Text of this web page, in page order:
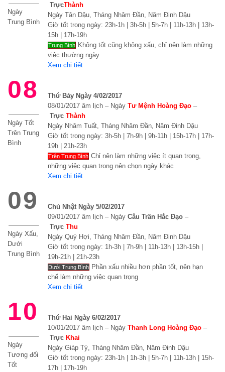
Ngày
Trung Bình
TrựcThành
Ngày Tân Dậu, Tháng Nhâm Đần, Năm Đinh Dậu
Giờ tốt trong ngày: 23h-1h | 3h-5h | 5h-7h | 11h-13h | 13h-
15h | 17h-19h
Trung Bình Không tốt cũng không xấu, chỉ nên làm những
việc thường ngày
Xem chi tiết
08
Ngày Tốt
Trên Trung
Bình
Thứ Bảy Ngày 4/02/2017
08/01/2017 âm lịch – Ngày Tư Mệnh Hoàng Đạo –
Trực Thành
Ngày Nhâm Tuất, Tháng Nhâm Đần, Năm Đinh Dậu
Giờ tốt trong ngày: 3h-5h | 7h-9h | 9h-11h | 15h-17h | 17h-
19h | 21h-23h
Trên Trung Bình Chỉ nên làm những việc ít quan trọng,
những việc quan trong nên chọn ngày khác
Xem chi tiết
09
Ngày Xấu,
Dưới
Trung Bình
Chủ Nhật Ngày 5/02/2017
09/01/2017 âm lịch – Ngày Câu Trần Hắc Đạo –
Trực Thu
Ngày Quý Hợi, Tháng Nhâm Đần, Năm Đinh Dậu
Giờ tốt trong ngày: 1h-3h | 7h-9h | 11h-13h | 13h-15h |
19h-21h | 21h-23h
Dưới Trung Bình Phần xấu nhiều hơn phần tốt, nên hạn
chế làm những việc quan trọng
Xem chi tiết
10
Ngày
Tương đối
Tốt
Thứ Hai Ngày 6/02/2017
10/01/2017 âm lịch – Ngày Thanh Long Hoàng Đạo –
Trực Khai
Ngày Giáp Tý, Tháng Nhâm Đần, Năm Đinh Dậu
Giờ tốt trong ngày: 23h-1h | 1h-3h | 5h-7h | 11h-13h | 15h-
17h | 17h-19h